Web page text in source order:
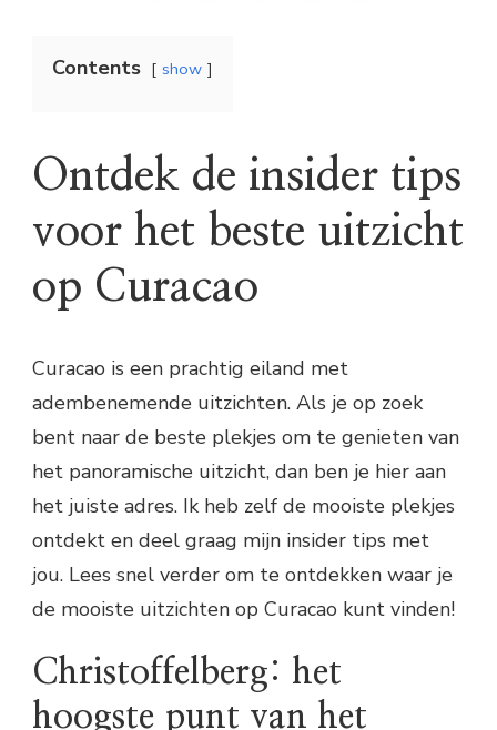
Contents show
Ontdek de insider tips
voor het beste uitzicht
op Curacao
Curacao is een prachtig eiland met
adembenemende uitzichten. Als je op zoek
bent naar de beste plekjes om te genieten van
het panoramische uitzicht, dan ben je hier aan
het juiste adres. Ik heb zelf de mooiste plekjes
ontdekt en deel graag mijn insider tips met
jou. Lees snel verder om te ontdekken waar je
de mooiste uitzichten op Curacao kunt vinden!
Christoffelberg: het
hoogste punt van het